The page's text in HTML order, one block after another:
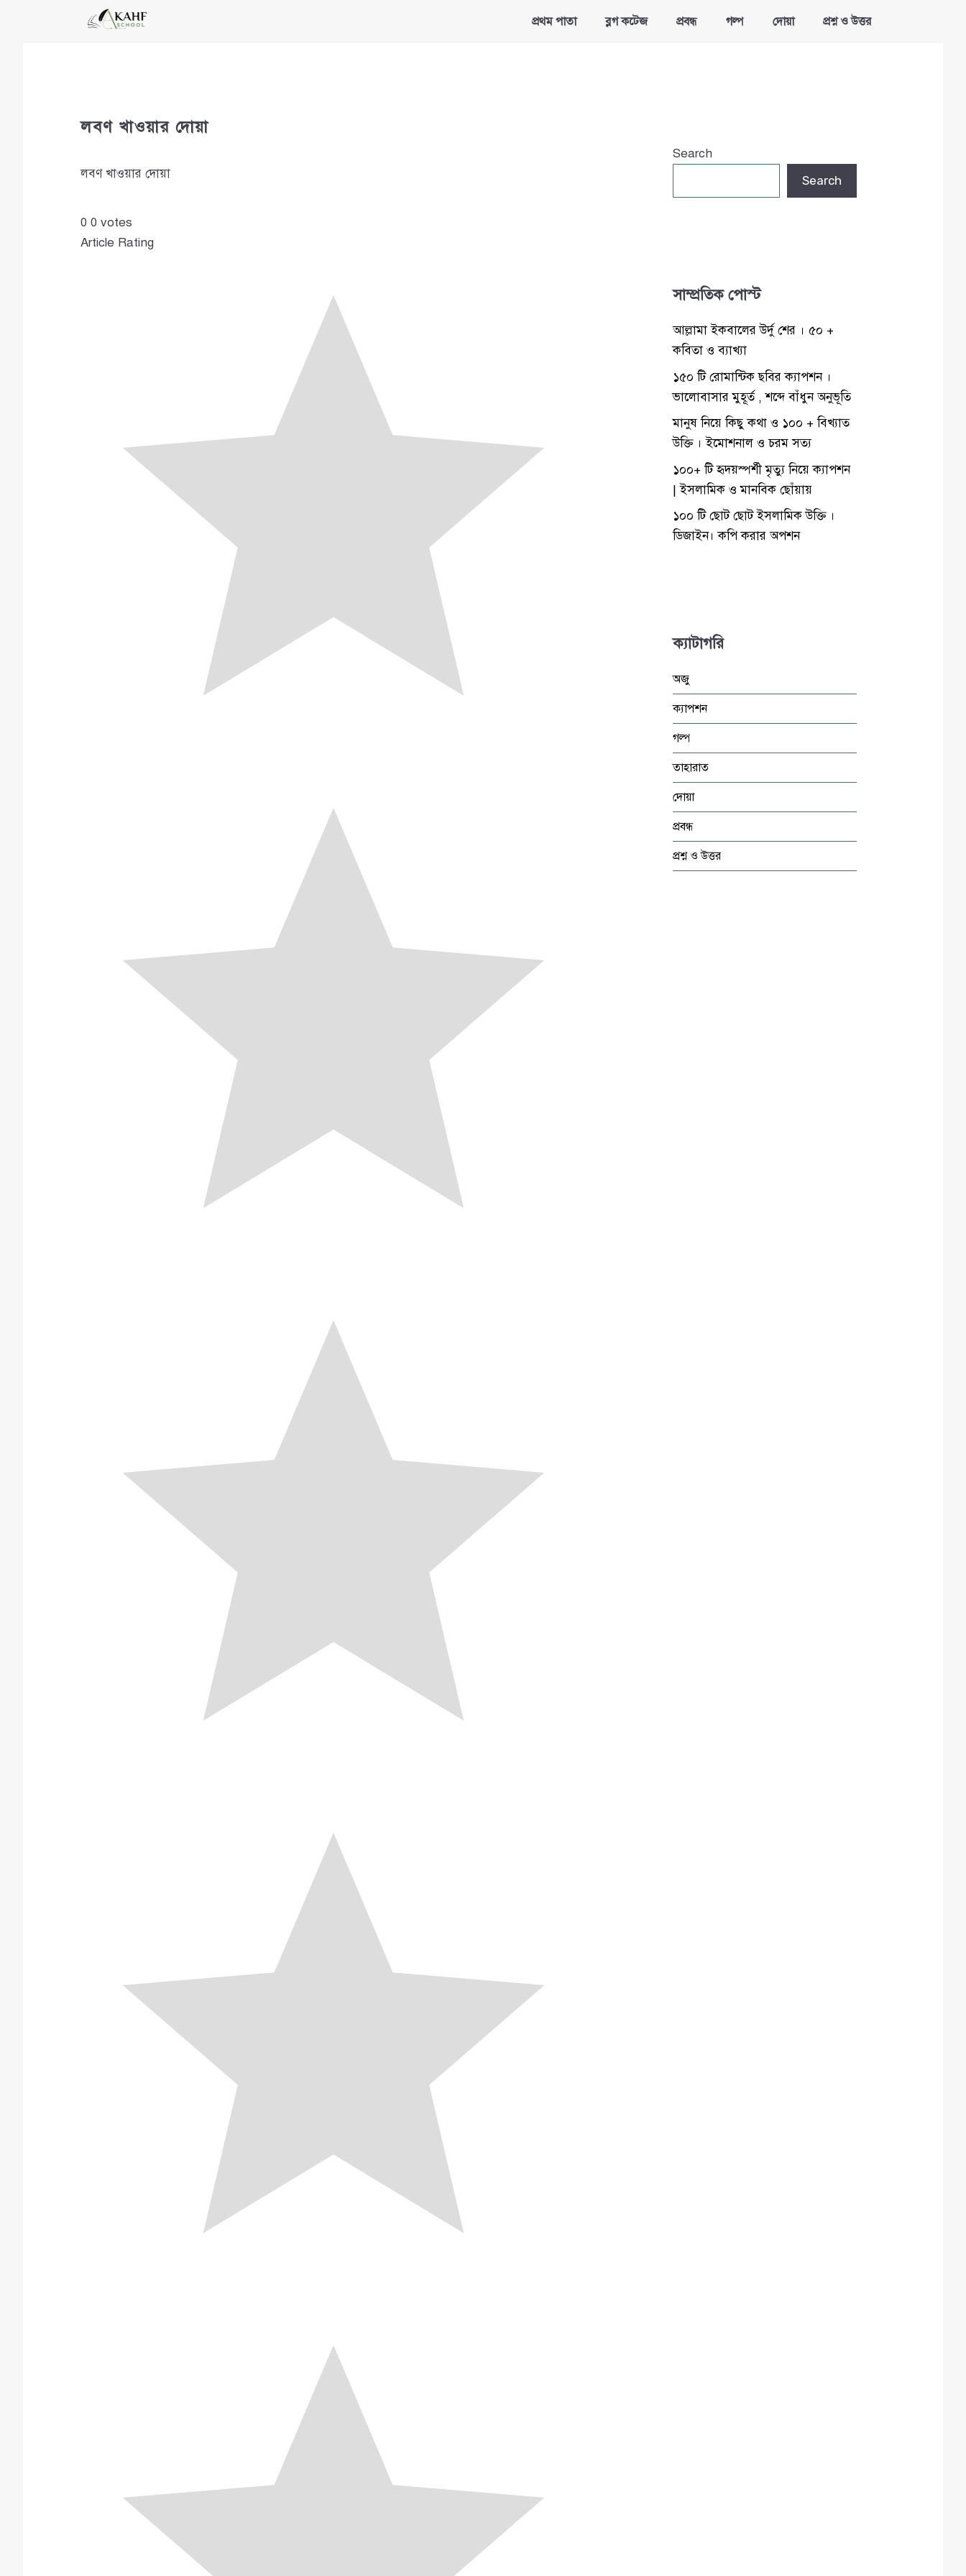
প্রথম পাতা ব্লগ কটেজ প্রবন্ধ গল্প দোয়া প্রশ্ন ও উত্তর
লবণ খাওয়ার দোয়া
লবণ খাওয়ার দোয়া
0 0 votes
Article Rating
Search
Search
সাম্প্রতিক পোস্ট
আল্লামা ইকবালের উর্দু শের । ৫০ +
কবিতা ও ব্যাখ্যা
১৫০ টি রোমান্টিক ছবির ক্যাপশন ।
ভালোবাসার মুহূর্ত , শব্দে বাঁধুন অনুভূতি
মানুষ নিয়ে কিছু কথা ও ১০০ + বিখ্যাত
উক্তি । ইমোশনাল ও চরম সত্য
১০০+ টি হৃদয়স্পর্শী মৃত্যু নিয়ে ক্যাপশন
| ইসলামিক ও মানবিক ছোঁয়ায়
১০০ টি ছোট ছোট ইসলামিক উক্তি ।
ডিজাইন। কপি করার অপশন
ক্যাটাগরি
অজু
ক্যাপশন
গল্প
তাহারাত
দোয়া
প্রবন্ধ
প্রশ্ন ও উত্তর